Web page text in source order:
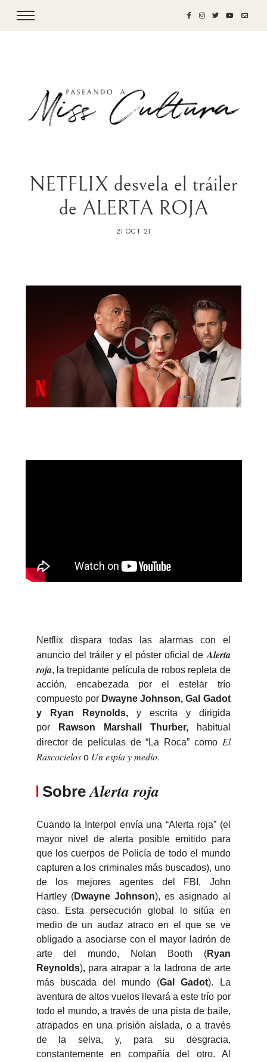
NETFLIX desvela el tráiler
de ALERTA ROJA
21 OCT 21
Netflix dispara todas las alarmas con el
anuncio del tráiler y el póster oficial de Alerta
roja, la trepidante película de robos repleta de
acción, encabezada por el estelar trío
compuesto por Dwayne Johnson, Gal Gadot
y Ryan Reynolds,y escrita y dirigida
por
Rawson Marshall Thurber,habitual
director de películas de “La Roca” como El
Rascacieloso Un espía y medio.
SobreAlerta roja
Cuando la Interpol envía una “Alerta roja” (el
mayor nivel de alerta posible emitido para
que los cuerpos de Policía de todo el mundo
capturen a los criminales más buscados), uno
de los mejores agentes del FBI, John
Hartley (Dwayne Johnson), es asignado al
caso. Esta persecución global lo sitúa en
medio de un audaz atraco en el que se ve
obligado a asociarse con el mayor ladrón de
arte del mundo, Nolan Booth (Ryan
Reynolds), para atrapar a la
ladrona de arte
más buscada del mundo (Gal Gadot). La
aventura de altos vuelos llevará a este trío por
todo el mundo, a través de una pista de baile,
atrapados en una prisión aislada, o a través
de la selva, y, para su desgracia,
constantemente en compañía del otro. Al